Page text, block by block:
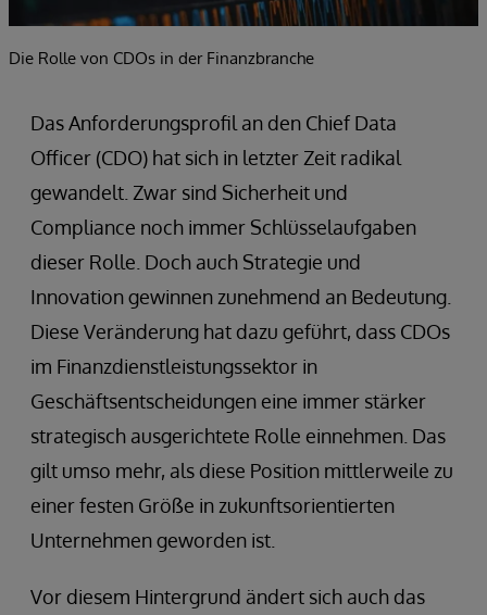
Die Rolle von CDOs in der Finanzbranche
Das Anforderungsprofil an den Chief Data
Officer (CDO) hat sich in letzter Zeit radikal
gewandelt. Zwar sind Sicherheit und
Compliance noch immer Schlüsselaufgaben
dieser Rolle. Doch auch Strategie und
Innovation gewinnen zunehmend an Bedeutung.
Diese Veränderung hat dazu geführt, dass CDOs
im Finanzdienstleistungssektor in
Geschäftsentscheidungen eine immer stärker
strategisch ausgerichtete Rolle einnehmen. Das
gilt umso mehr, als diese Position mittlerweile zu
einer festen Größe in zukunftsorientierten
Unternehmen geworden ist.
Vor diesem Hintergrund ändert sich auch das